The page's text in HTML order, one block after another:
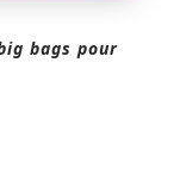
bags pour